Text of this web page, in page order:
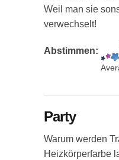
Weil man sie
verwechselt!
Abstimmen:
Party
Warum werden
Heizkörperfarbe